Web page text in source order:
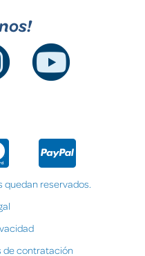
quedan reservados.
de contratación